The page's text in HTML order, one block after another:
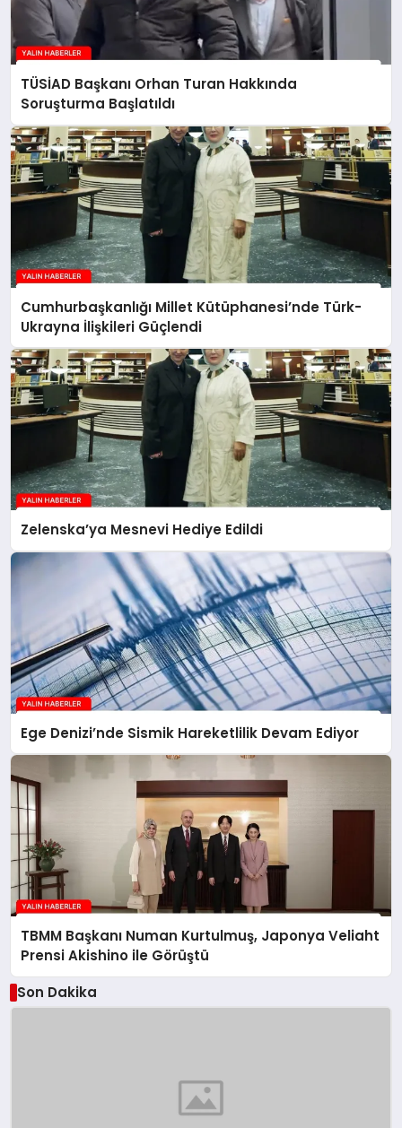
TÜSİAD Başkanı Orhan Turan Hakkında
Soruşturma Başlatıldı
Cumhurbaşkanlığı Millet Kütüphanesi’nde Türk-
Ukrayna İlişkileri Güçlendi
Zelenska’ya Mesnevi Hediye Edildi
Ege Denizi’nde Sismik Hareketlilik Devam Ediyor
TBMM Başkanı Numan Kurtulmuş, Japonya Veliaht
Prensi Akishino ile Görüştü
Son Dakika